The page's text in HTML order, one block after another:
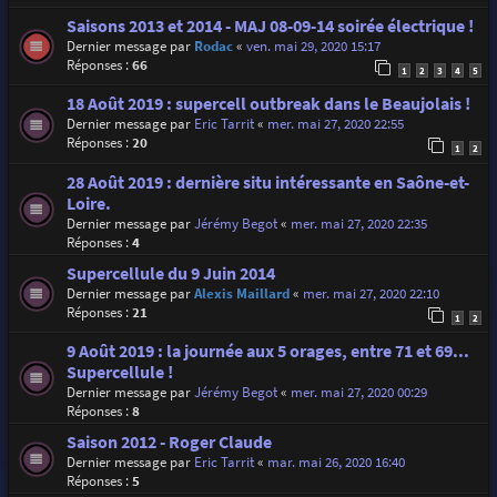
Saisons 2013 et 2014 - MAJ 08-09-14 soirée électrique !
Dernier message par Rodac« ven. mai 29, 2020 15:17
Réponses :66 1 2 3 4 5
18 Août 2019 : supercell outbreak dans le Beaujolais !
Dernier message par Eric Tarrit« mer. mai 27, 2020 22:55
Réponses :20 1 2
28 Août 2019 : dernière situ intéressante en Saône-et-
Loire.
Dernier message parJérémy Begot« mer. mai 27, 2020 22:35
Réponses :4
Supercellule du 9 Juin 2014
Dernier message parAlexis Maillard« mer. mai 27, 2020 22:10
Réponses :21 1 2
9 Août 2019 : la journée aux 5 orages, entre 71 et 69...
Supercellule !
Dernier message parJérémy Begot« mer. mai 27, 2020 00:29
Réponses :8
Saison 2012 - Roger Claude
Dernier message par Eric Tarrit« mar. mai 26, 2020 16:40
Réponses :5